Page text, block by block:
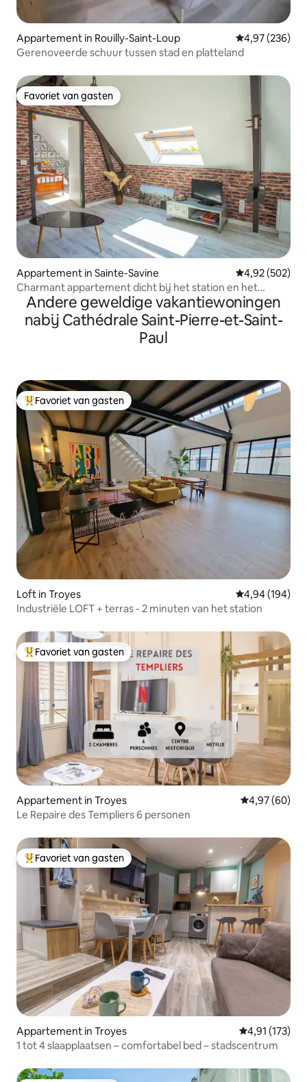
Appartement in Rouilly-Saint-Loup Gemiddelde
4,97 (236)
Gerenoveerde schuur tussen stad en platteland
Favoriet van gasten
Favoriet van gasten
Appartement in Sainte-Savine Gemiddelde
4,92 (502)
Charmant appartement dicht bij het station en het
stadscentrum
Andere geweldige vakantiewoningen
nabij Cathédrale Saint-Pierre-et-Saint-
Paul
Topfavoriet van gasten
Favoriet van gasten
Loft in Troyes Gemiddelde
4,94 (194)
Industriële LOFT + terras - 2 minuten van het station
Topfavoriet van gasten
Favoriet van gasten
Appartement in Troyes Gemiddelde
4,97 (60)
Le Repaire des Templiers 6 personen
Topfavoriet van gasten
Favoriet van gasten
Appartement in Troyes Gemiddelde
4,91 (173)
1 tot 4 slaapplaatsen – comfortabel bed – stadscentrum